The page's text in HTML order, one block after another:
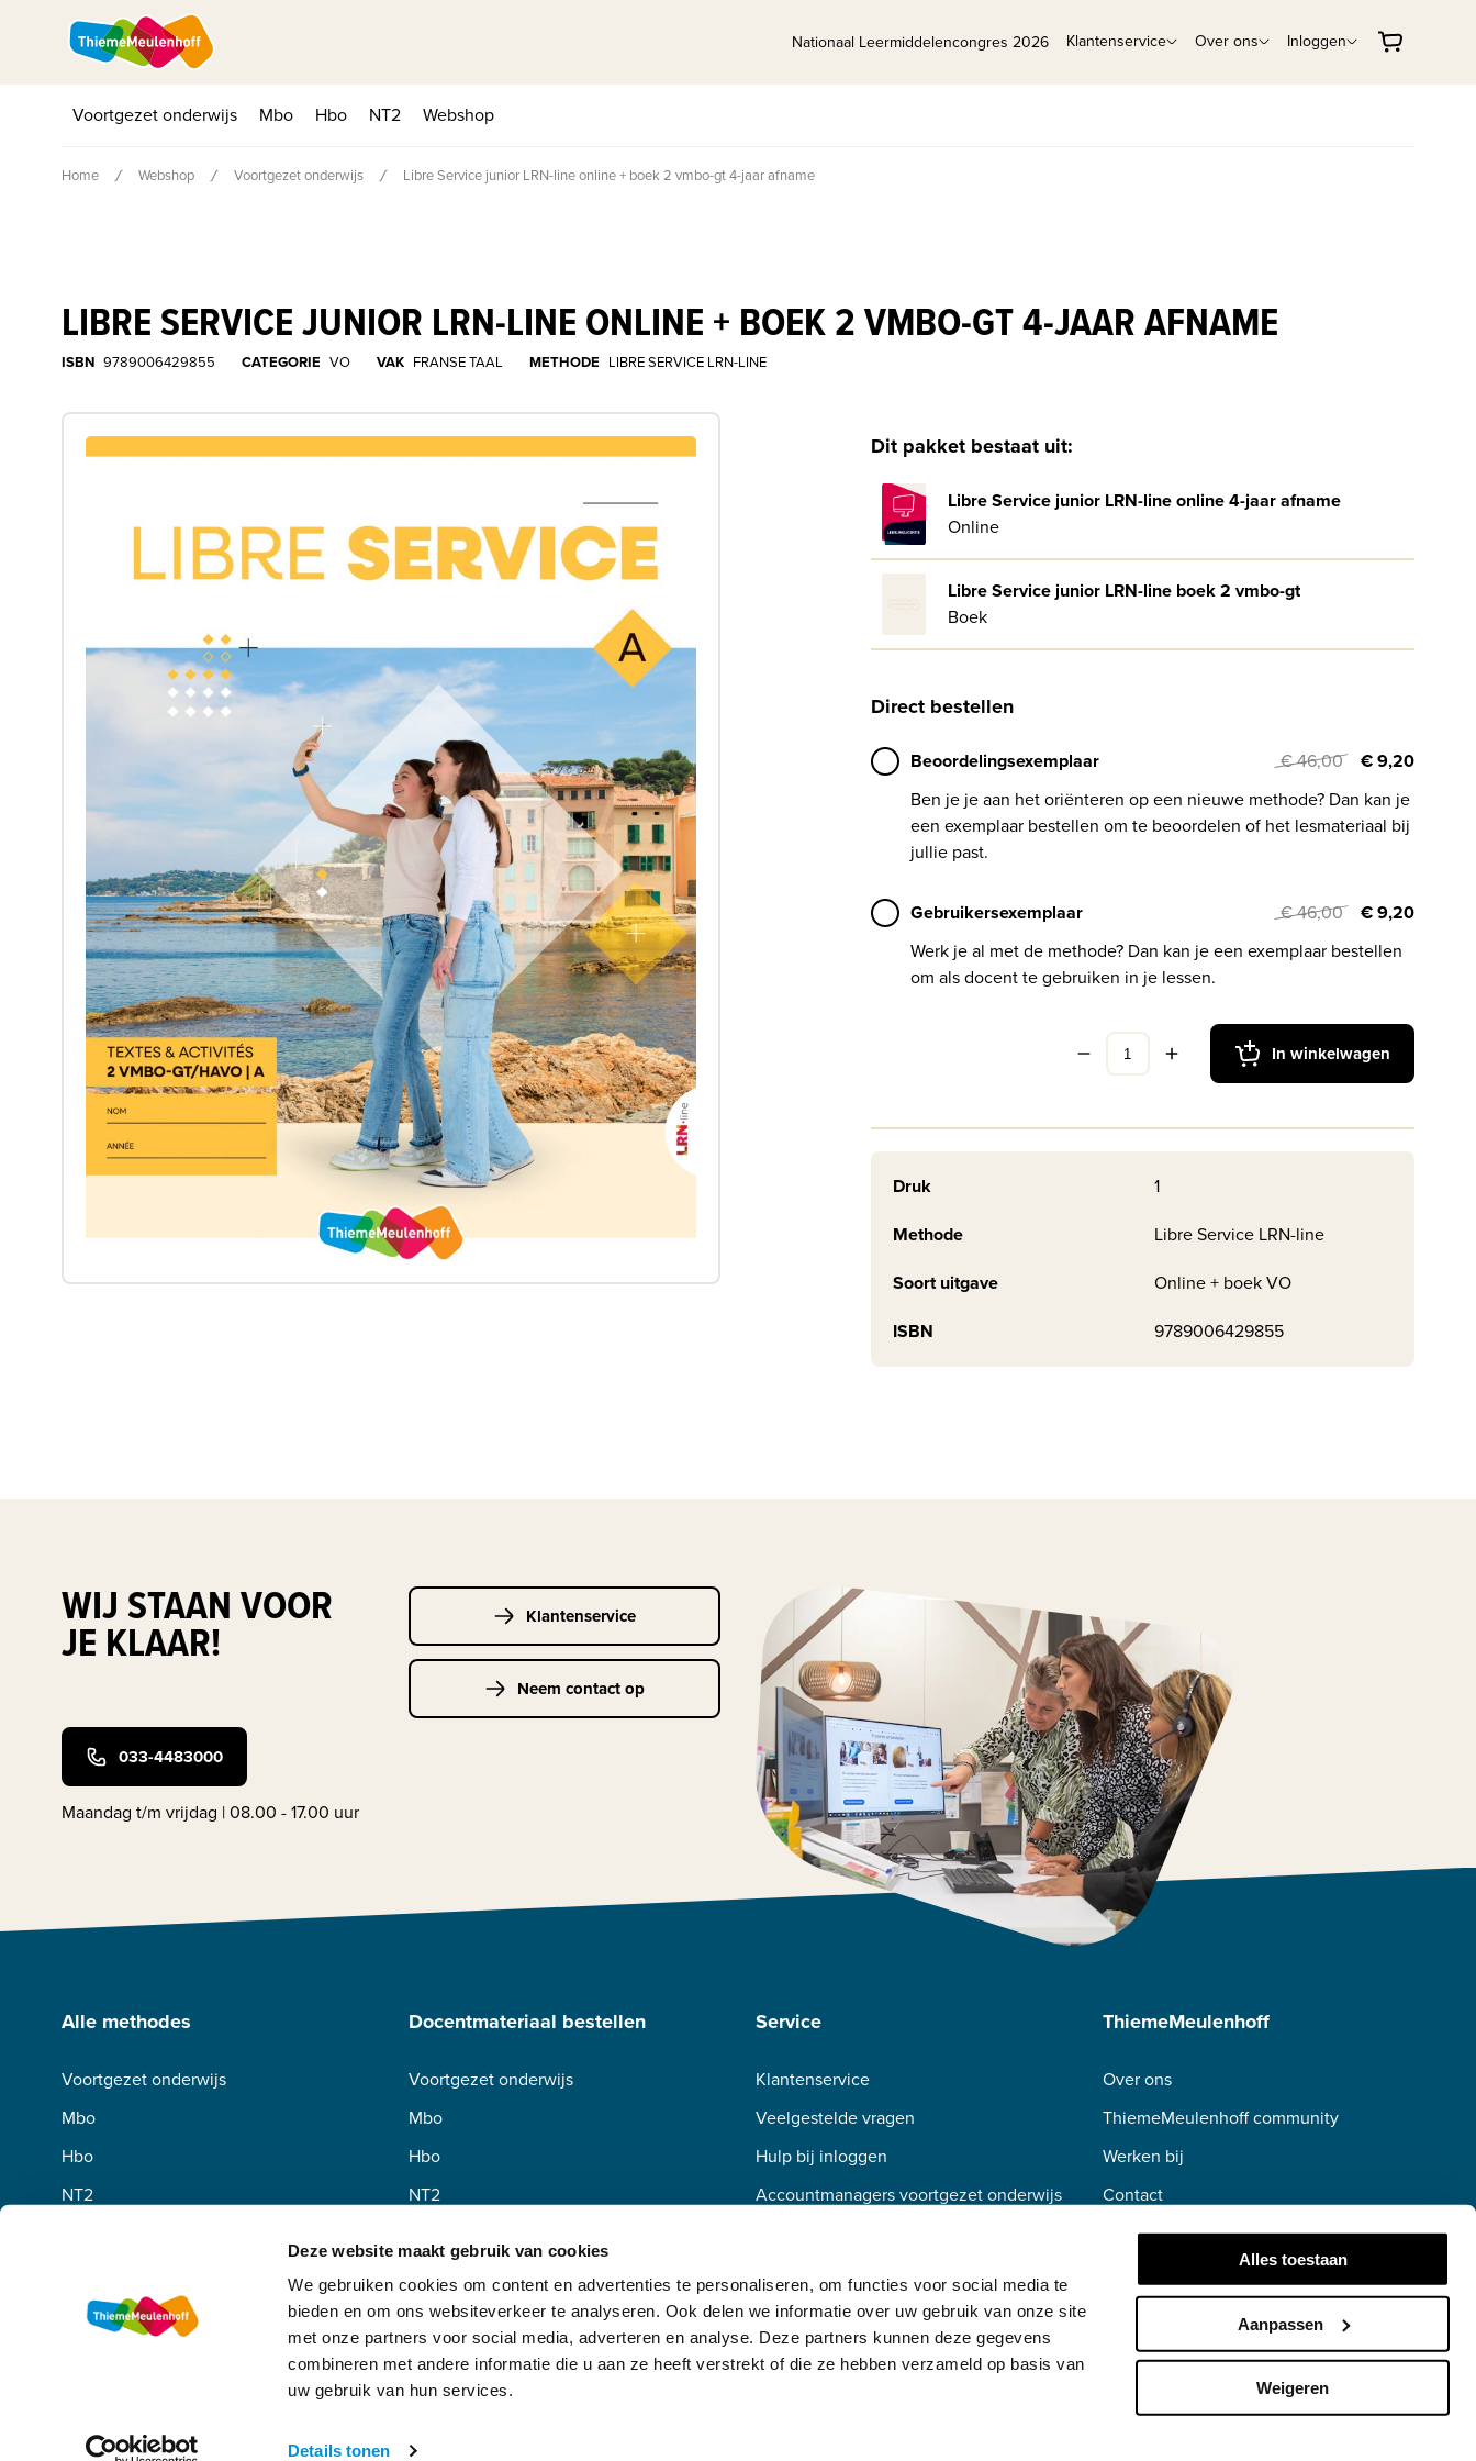
Deze website maakt gebruik van cookies
We gebruiken cookies om content en advertenties te personaliseren, om functies voor social media te
bieden en om ons websiteverkeer te analyseren. Ook delen we informatie over uw gebruik van onze site
met onze partners voor social media, adverteren en analyse. Deze partners kunnen deze gegevens
combineren met andere informatie die u aan ze heeft verstrekt of die ze hebben verzameld op basis van
uw gebruik van hun services.
Details tonen
Alles toestaan
Aanpassen
Weigeren
Nationaal Leermiddelencongres 2026 Klantenservice Over ons Inloggen
Voortgezet onderwijs Mbo Hbo NT2 Webshop
Home Webshop Voortgezet onderwijs Libre Service junior LRN-line online + boek 2 vmbo-gt 4-jaar afname
LIBRE SERVICE JUNIOR LRN-LINE ONLINE + BOEK 2 VMBO-GT 4-JAAR AFNAME
ISBN 9789006429855 CATEGORIE VO VAK FRANSE TAAL METHODE LIBRE SERVICE LRN-LINE
Dit pakket bestaat uit:
Libre Service junior LRN-line online 4-jaar afname
Online
Libre Service junior LRN-line boek 2 vmbo-gt
Boek
Direct bestellen
Beoordelingsexemplaar € 46,00
€ 9,20
Ben je je aan het oriënteren op een nieuwe methode? Dan kan je
een exemplaar bestellen om te beoordelen of het lesmateriaal bij
jullie past.
Gebruikersexemplaar € 46,00
€ 9,20
Werk je al met de methode? Dan kan je een exemplaar bestellen
om als docent te gebruiken in je lessen.
In winkelwagen
Druk
1
Methode
Libre Service LRN-line
Soort uitgave
Online + boek VO
ISBN
9789006429855
WIJ STAAN VOOR
JE KLAAR!
033-4483000
Maandag t/m vrijdag | 08.00 - 17.00 uur
Klantenservice
Neem contact op
Alle methodes
Voortgezet onderwijs
Mbo
Hbo
NT2
Docentmateriaal bestellen
Voortgezet onderwijs
Mbo
Hbo
NT2
Service
Klantenservice
Veelgestelde vragen
Hulp bij inloggen
Accountmanagers voortgezet onderwijs
ThiemeMeulenhoff
Over ons
ThiemeMeulenhoff community
Werken bij
Contact